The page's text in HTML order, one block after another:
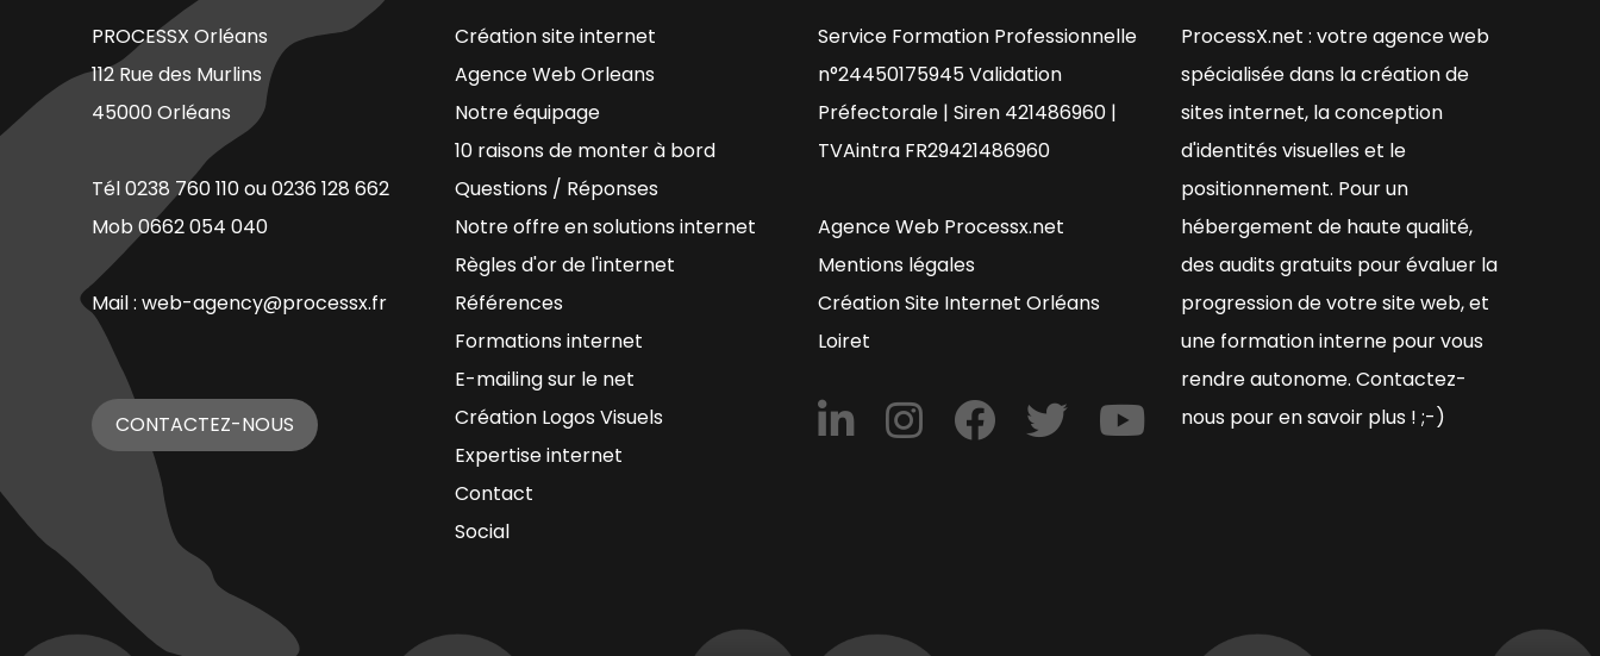
PROCESSX Orléans
112 Rue des Murlins
45000 Orléans
Tél 0238 760 110 ou 0236 128 662
Mob 0662 054 040
Mail : web-agency@processx.fr
CONTACTEZ-NOUS
Création site internet
Agence Web Orleans
Notre équipage
10 raisons de monter à bord
Questions / Réponses
Notre offre en solutions internet
Règles d'or de l'internet
Références
Formations internet
E-mailing sur le net
Création Logos Visuels
Expertise internet
Contact
Social
Service Formation Professionnelle
n°24450175945 Validation
Préfectorale | Siren 421486960 |
TVAintra FR29421486960
Agence Web Processx.net
Mentions légales
Création Site Internet Orléans
Loiret
ProcessX.net : votre agence web
spécialisée dans la création de
sites internet, la conception
d'identités visuelles et le
positionnement. Pour un
hébergement de haute qualité,
des audits gratuits pour évaluer la
progression de votre site web, et
une formation interne pour vous
rendre autonome. Contactez-
nous pour en savoir plus ! ;-)